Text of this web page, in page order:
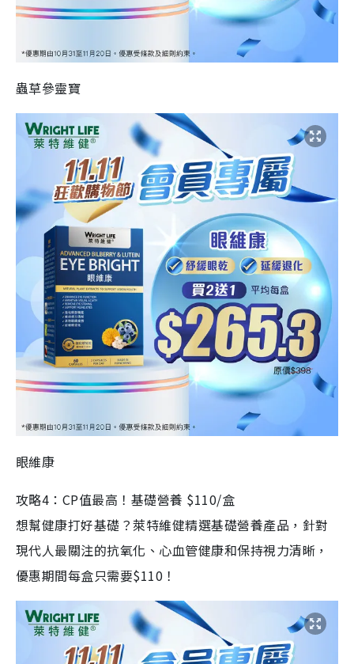
蟲草參靈寶
眼維康
攻略4：CP值最高！基礎營養 $110/盒
想幫健康打好基礎？萊特維健精選基礎營養產品，針對
現代人最關注的抗氧化、心血管健康和保持視力清晰，
優惠期間每盒只需要$110！